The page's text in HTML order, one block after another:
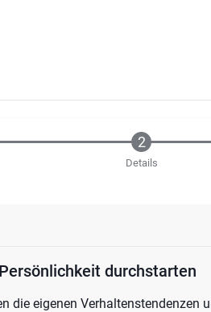
Details
durchstarten
die eigenen Verhaltenstendenzen